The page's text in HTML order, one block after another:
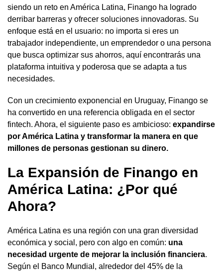
siendo un reto en América Latina, Finango ha logrado
derribar barreras y ofrecer soluciones innovadoras. Su
enfoque está en el usuario: no importa si eres un
trabajador independiente, un emprendedor o una persona
que busca optimizar sus ahorros, aquí encontrarás una
plataforma intuitiva y poderosa que se adapta a tus
necesidades.
Con un crecimiento exponencial en Uruguay, Finango se
ha convertido en una referencia obligada en el sector
fintech. Ahora, el siguiente paso es ambicioso: expandirse
por América Latina y transformar la manera en que
millones de personas gestionan su dinero.
La Expansión de Finango en
América Latina: ¿Por qué
Ahora?
América Latina es una región con una gran diversidad
económica y social, pero con algo en común: una
necesidad urgente de mejorar la inclusión financiera.
Según el Banco Mundial, alrededor del 45% de la